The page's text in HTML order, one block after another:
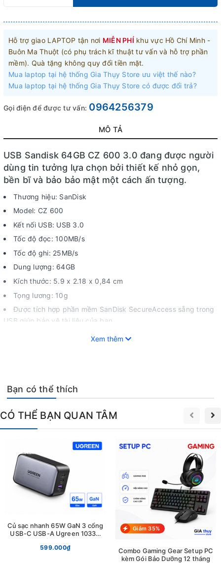
Hỗ trợ giao LAPTOP tận nơi MIỄN PHÍ khu vực Hồ Chí Minh -
Buôn Ma Thuột (có phụ trách kĩ thuật tư vấn và hỗ trợ phần
mềm). Quà tặng không quy đổi tiền mặt.
Mua laptop tại hệ thống Gia Thụy Store ưu việt thế nào?
Mua laptop tại hệ thống Gia Thụy Store có được đổi trả?
Gọi điện để được tư vấn: 0964256379
MÔ TẢ
USB Sandisk 64GB CZ 600 3.0 đang được người
dùng tin tưởng lựa chọn bởi thiết kế nhỏ gọn,
bền bĩ và bảo bảo mật một cách ấn tượng.
Thương hiệu: SanDisk
Model: CZ 600
Kết nối USB: USB 3.0
Tốc độ đọc: 100MB/s
Tốc độ ghi: 25MB/s
Dung lượng: 64GB
Kích thước: 5.9 x 2.18 x 0,84 cm
Tọng lương: 10g
Được tích hợp phần mềm SanDisk SecureAccess sẵng trong
USB giúp bảo vệ tài liệu của bạn.
CS HCM: 64 Trần Thị Nghỉ,p. 7, q. Gò Vấp, Tp. Hồ Chí Minh.
CS BMT: 24/5 Giải Phóng, p. Tân Thành, Buôn Ma Thuột,
Xem thêm
Bạn có thể thích
CÓ THỂ BẠN QUAN TÂM
Củ sạc nhanh 65W GaN 3 cổng
USB-C USB-A Ugreen 10334
chính hãng
599.000₫
Giảm 35%
Combo Gaming Gear Setup PC
kèm Gói Bảo Dưỡng 12 tháng